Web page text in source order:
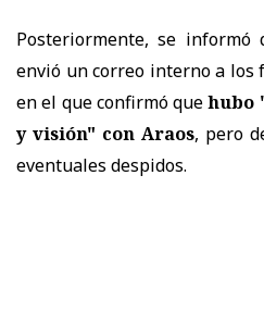
Posteriormente, se
envió un correo interno a los
en el que confirmó quehubo
y visión" con Araos, pero
eventuales despidos.